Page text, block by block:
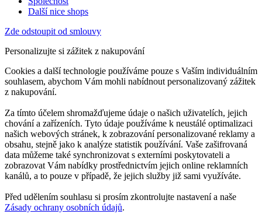
Další nice shops
Zde odstoupit od smlouvy
Personalizujte si zážitek z nakupování
Cookies a další technologie používáme pouze s Vaším individuálním
souhlasem, abychom Vám mohli nabídnout personalizovaný zážitek
z nakupování.
Za tímto účelem shromažďujeme údaje o našich uživatelích, jejich
chování a zařízeních. Tyto údaje používáme k neustálé optimalizaci
našich webových stránek, k zobrazování personalizované reklamy a
obsahu, stejně jako k analýze statistik používání. Vaše zašifrovaná
data můžeme také synchronizovat s externími poskytovateli a
zobrazovat Vám nabídky prostřednictvím jejich online reklamních
kanálů, a to pouze v případě, že jejich služby již sami využíváte.
Před udělením souhlasu si prosím zkontrolujte nastavení a naše
Zásady ochrany osobních údajů.